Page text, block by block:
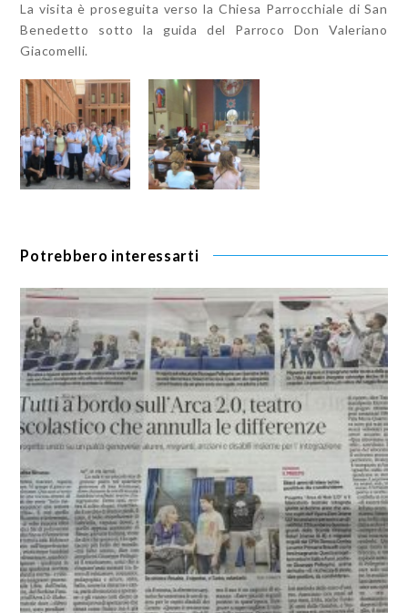
La visita è proseguita verso la Chiesa Parrocchiale di San
Benedetto sotto la guida del Parroco Don Valeriano
Giacomelli.
Potrebbero interessarti